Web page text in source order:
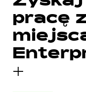
pracę
+